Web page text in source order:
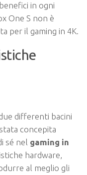
in ogni
One S non è
per il gaming in 4K.
differenti bacini
concepita
sé nel gaming in
hardware,
al meglio gli